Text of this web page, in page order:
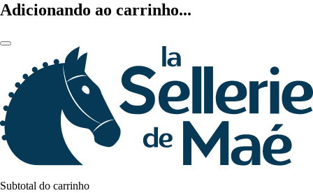
Adicionando ao carrinho...
Subtotal do carrinho